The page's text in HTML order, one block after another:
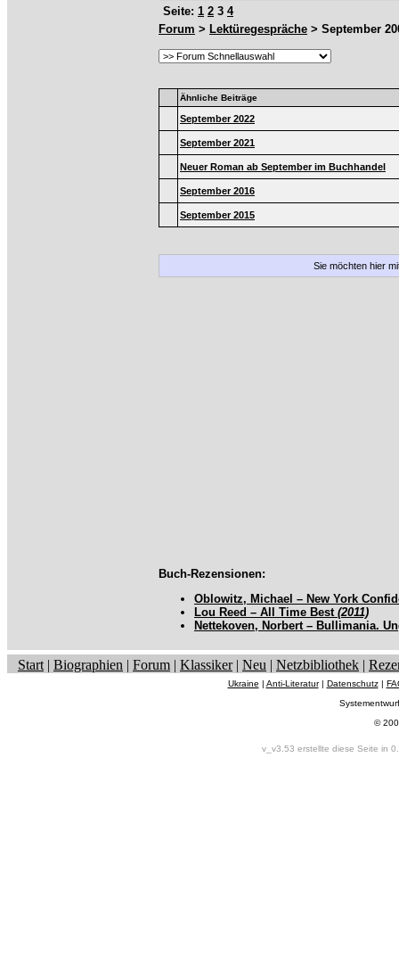
Seite: 1 2 3 4
Forum > Lektüregespräche > September
Ähnliche Beiträge
September 2022
September 2021
Neuer Roman ab September im Buchhandel
September 2016
September 2015
Sie möchten hier
Buch-Rezensionen:
Oblowitz, Michael – New York
Lou Reed – All Time Best (2011)
Nettekoven, Norbert – Bullimania.
Start | Biographien | Forum | Klassiker| Neu | Netzbibliothek |
Ukraine | Anti-Literatur| Datenschutz|
©
v_v3.53 erstellte diese Seite in